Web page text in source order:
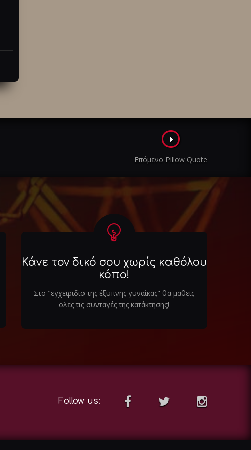
Επόμενο Pillow Quote
Κάνε τον δικό σου χωρίς καθόλου
κόπο!
Στο "εγχειριδιο της έξυπνης γυναίκας" θα μαθεις
ολες τις συνταγές της κατάκτησης!
Follow us: